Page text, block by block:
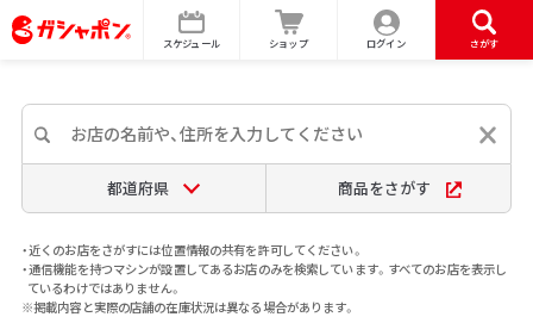
スケジュール ショップ ログイン さがす
都道府県 商品をさがす
・近くのお店をさがすには位置情報の共有を許可してください。
・通信機能を持つマシンが設置してあるお店のみを検索しています。すべてのお店を表示し
ているわけではありません。
※掲載内容と実際の店舗の在庫状況は異なる場合があります。